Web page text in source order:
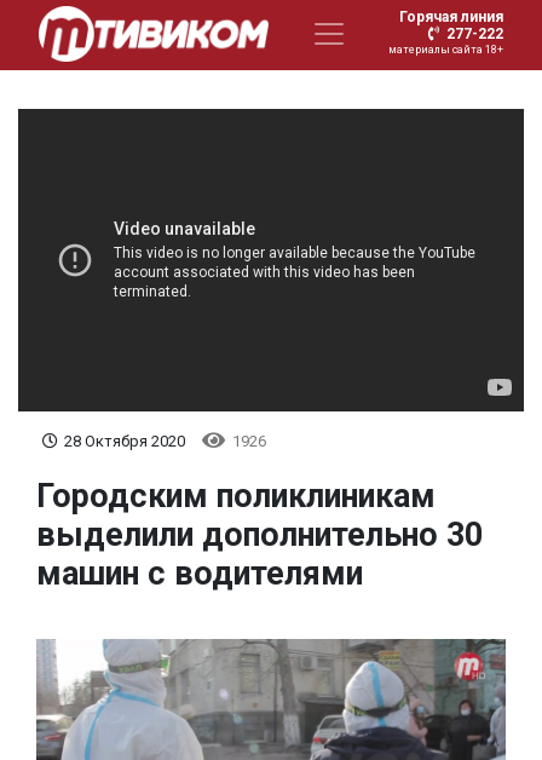
Горячая линия
277-222
материалы сайта 18+
28 Октября 2020 1926
Городским поликлиникам
выделили дополнительно 30
машин с водителями